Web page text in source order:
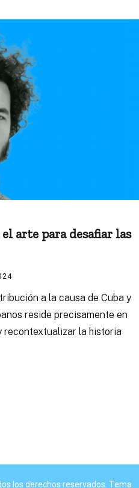
arte para desafiar las
a la causa de Cuba y
reside precisamente en
recontextualizar la historia
los derechos reservados. Tema